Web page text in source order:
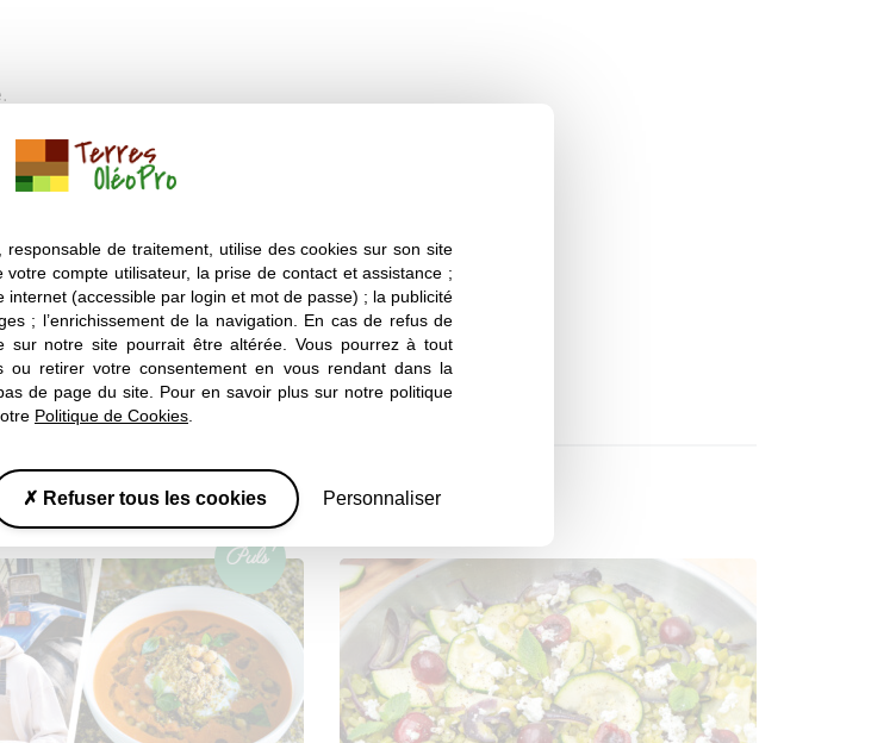
responsable de traitement, utilise des cookies sur son site
compte utilisateur, la prise de contact et assistance ;
internet (accessible par login et mot de passe) ; la publicité
; l’enrichissement de la navigation. En cas de refus de
sur notre site pourrait être altérée. Vous pourrez à tout
ou retirer votre consentement en vous rendant dans la
de page du site. Pour en savoir plus sur notre politique
Politique de Cookies
Refuser tous les cookies Personnaliser
dessus les Saint
autres recettes